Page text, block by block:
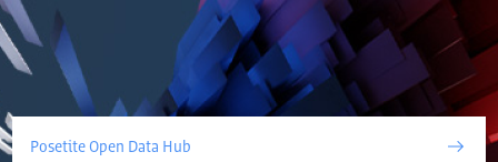
Posetite Open Data Hub